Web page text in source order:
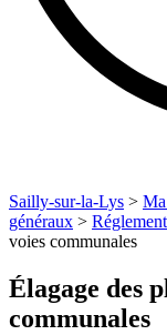
Sailly-sur-la-Lys >
généraux >
voies communales
Élagage des
communales